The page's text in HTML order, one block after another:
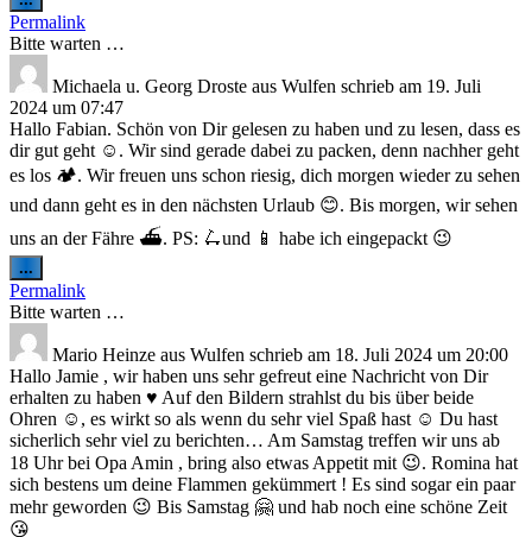
Metabox
ein-/ausblenden.
Permalink
Bitte warten …
Michaela u. Georg Droste aus Wulfen schrieb am 19. Juli
2024 um 07:47
Hallo Fabian. Schön von Dir gelesen zu haben und zu lesen, dass es
dir gut geht ☺️. Wir sind gerade dabei zu packen, denn nachher geht
es los 🏕️. Wir freuen uns schon riesig, dich morgen wieder zu sehen
und dann geht es in den nächsten Urlaub 😊. Bis morgen, wir sehen
uns an der Fähre ⛴️. PS: 🛴und 📱 habe ich eingepackt 😉
...
Metabox
ein-/ausblenden.
Permalink
Bitte warten …
Mario Heinze aus Wulfen schrieb am 18. Juli 2024 um 20:00
Hallo Jamie , wir haben uns sehr gefreut eine Nachricht von Dir
erhalten zu haben ♥️ Auf den Bildern strahlst du bis über beide
Ohren ☺️, es wirkt so als wenn du sehr viel Spaß hast ☺️ Du hast
sicherlich sehr viel zu berichten… Am Samstag treffen wir uns ab
18 Uhr bei Opa Amin , bring also etwas Appetit mit 😉. Romina hat
sich bestens um deine Flammen gekümmert ! Es sind sogar ein paar
mehr geworden 😉 Bis Samstag 🤗 und hab noch eine schöne Zeit
😘